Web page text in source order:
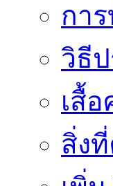
กา
วิธี
เสื้
สิ่ง